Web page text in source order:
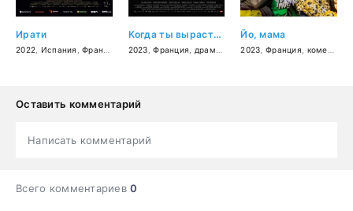
Ирати
2022 Испания ,Франция фэнтези,приключения
Когда ты вырастешь
2023 ,Франция драма комедия
Йо, мама
2023 Франция комедия
Оставить комментарий
Написать комментарий
Всего комментариев0